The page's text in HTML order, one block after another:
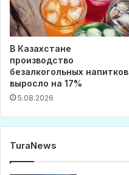
В Казахстане
производство
безалкогольных напитков
выросло на 17%
5.08.2026
TuraNews